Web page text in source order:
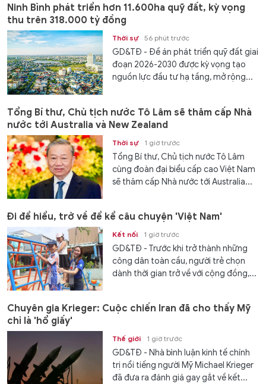
Ninh Bình phát triển hơn 11.600ha quỹ đất, kỳ vọng
thu trên 318.000 tỷ đồng
Thời sự 56 phút trước
GD&TĐ - Đề án phát triển quỹ đất giai
đoạn 2026-2030 được kỳ vọng tạo
nguồn lực đầu tư hạ tầng, mở rộng...
Tổng Bí thư, Chủ tịch nước Tô Lâm sẽ thăm cấp Nhà
nước tới Australia và New Zealand
Thời sự 1 giờ trước
Tổng Bí thư, Chủ tịch nước Tô Lâm
cùng đoàn đại biểu cấp cao Việt Nam
sẽ thăm cấp Nhà nước tới Australia...
Đi để hiểu, trở về để kể câu chuyện 'Việt Nam'
Kết nối 1 giờ trước
GD&TĐ - Trước khi trở thành những
công dân toàn cầu, người trẻ chọn
dành thời gian trở về với cộng đồng,...
Chuyên gia Krieger: Cuộc chiến Iran đã cho thấy Mỹ
chỉ là 'hổ giấy'
Thế giới 1 giờ trước
GD&TĐ - Nhà bình luận kinh tế chính
trị nổi tiếng người Mỹ Michael Krieger
đã đưa ra đánh giá gay gắt về kết...